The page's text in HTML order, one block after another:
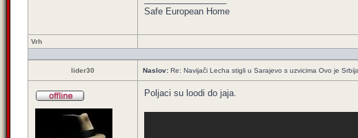
Safe European Home
Vrh
lider30 Naslov: Re: Navijači Lecha stigli u Sarajevo s uzvicima Ovo je Srbija
Poljaci su loodi do jaja.